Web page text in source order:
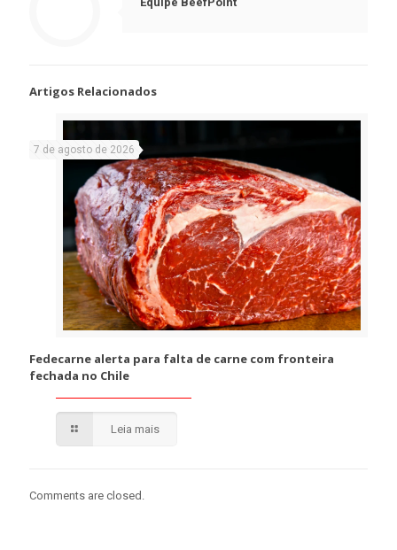
Artigos Relacionados
7 de agosto de 2026
Fedecarne alerta para falta de carne com fronteira
fechada no Chile
Leia mais
Comments are closed.